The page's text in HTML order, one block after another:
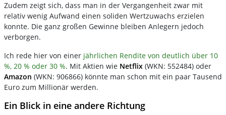
Zudem zeigt sich, dass man in der Vergangenheit zwar mit
relativ wenig Aufwand einen soliden Wertzuwachs erzielen
konnte. Die ganz großen Gewinne bleiben Anlegern jedoch
verborgen.
Ich rede hier von einer jährlichen Rendite von deutlich über 10
%, 20 % oder 30 %. Mit Aktien wie Netflix (WKN: 552484) oder
Amazon (WKN: 906866) könnte man schon mit ein paar Tausend
Euro zum Millionär werden.
Ein Blick in eine andere Richtung